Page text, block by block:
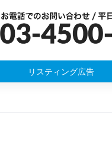
リスティング広告